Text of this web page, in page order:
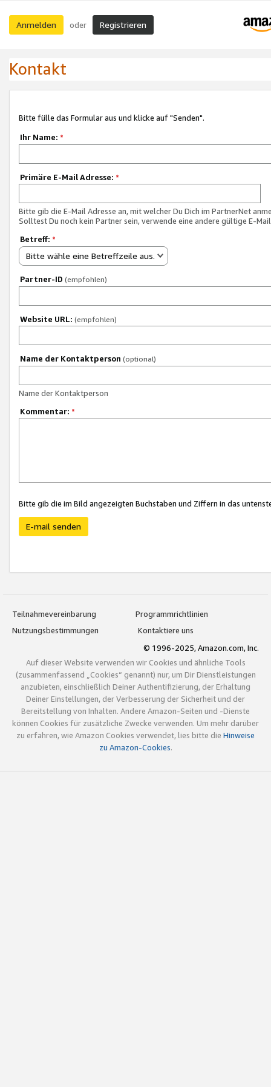
Anmelden oder Registrieren
Kontakt
Bitte fülle das Formular aus und klicke auf "Senden".
Ihr Name: *
Primäre E-Mail Adresse: *
Bitte gib die E-Mail Adresse an, mit welcher Du Dich im PartnerNet
Solltest Du noch kein Partner sein, verwende eine andere gültige E-
Betreff: *
Bitte wähle eine Betreffzeile aus.
Partner-ID (empfohlen)
Website URL: (empfohlen)
Name der Kontaktperson (optional)
Name der Kontaktperson
Kommentar: *
Bitte gib die im Bild angezeigten Buchstaben und Ziffern in das
E-mail senden
Teilnahmevereinbarung
Programmrichtlinien
Nutzungsbestimmungen
Kontaktiere uns
© 1996-2025, Amazon.com, Inc.
Auf dieser Website verwenden wir Cookies und ähnliche Tools
(zusammenfassend „Cookies“ genannt) nur, um Dir Dienstleistungen
anzubieten, einschließlich Deiner Authentifizierung, der Erhaltung
Deiner Einstellungen, der Verbesserung der Sicherheit und der
Bereitstellung von Inhalten. Andere Amazon-Seiten und -Dienste
können Cookies für zusätzliche Zwecke verwenden. Um mehr darüber
zu erfahren, wie Amazon Cookies verwendet, lies bitte die Hinweise
zu Amazon-Cookies.